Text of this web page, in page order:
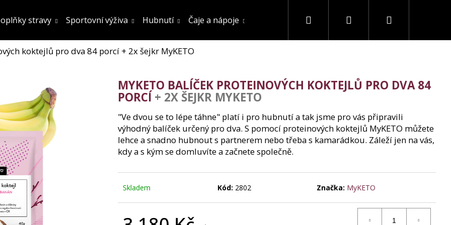
stravy Sportovní výživa Hubnutí Čaje a nápoje Hledat PřihlášeníNákupní
koktejlů pro dva 84 porcí + 2x šejkr MyKETO
MYKETO BALÍČEK PROTEINOVÝCH KOKTEJLŮ PRO DVA 84
PORCÍ + 2X ŠEJKR MYKETO
"Ve dvou se to lépe táhne" platí i pro hubnutí a tak jsme pro vás připravili
výhodný balíček určený pro dva. S pomocí proteinových koktejlů MyKETO můžete
lehce a snadno hubnout s partnerem nebo třeba s kamarádkou. Záleží jen na vás,
kdy a s kým se domluvíte a začnete společně.
Skladem Kód: 2802 Značka: MyKETO
Co potřebujete najít?
Hledat
Doporučujeme
DOPLNĚK STRAVY
OCHUCENÍ 800G